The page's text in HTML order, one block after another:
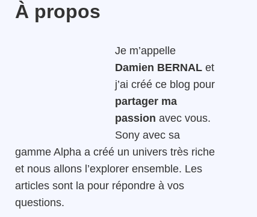
À propos
Je m’appelle
Damien BERNAL et
j’ai créé ce blog pour
partager ma
passion avec vous.
Sony avec sa
gamme Alpha a créé un univers très riche
et nous allons l’explorer ensemble. Les
articles sont la pour répondre à vos
questions.